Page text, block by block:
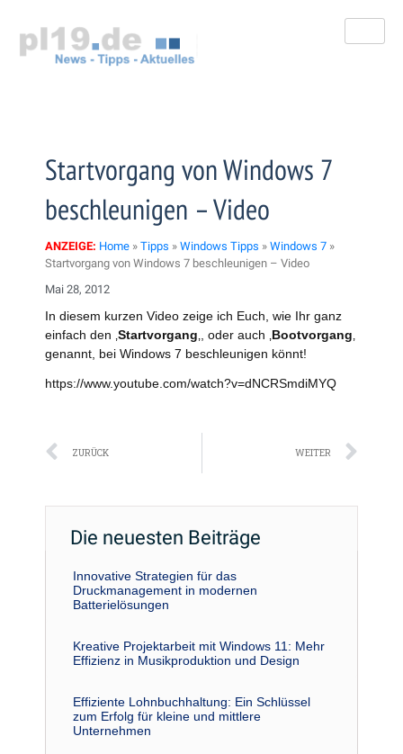
springen
Startvorgang von Windows 7
beschleunigen – Video
ANZEIGE: Home » Tipps » Windows Tipps » Windows 7 »
Startvorgang von Windows 7 beschleunigen – Video
Mai 28, 2012
In diesem kurzen Video zeige ich Euch, wie Ihr ganz
einfach den ‚ Startvorgang ‚, oder auch ‚ Bootvorgang
genannt, bei Windows 7 beschleunigen könnt!
https://www.youtube.com/watch?v=dNCRSmdiMYQ
Zurück
ZURÜCK WEITER
Die neuesten Beiträge
Innovative Strategien für das
Druckmanagement in modernen
Batterielösungen
Kreative Projektarbeit mit Windows 11: Mehr
Effizienz in Musikproduktion und Design
Effiziente Lohnbuchhaltung: Ein Schlüssel
zum Erfolg für kleine und mittlere
Unternehmen